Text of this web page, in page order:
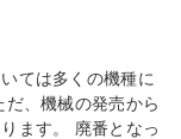
ては多くの機種に
、機械の発売から
ます。 廃番となっ